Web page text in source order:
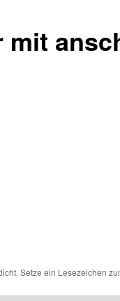
mit
Setze ein Lesezeichen